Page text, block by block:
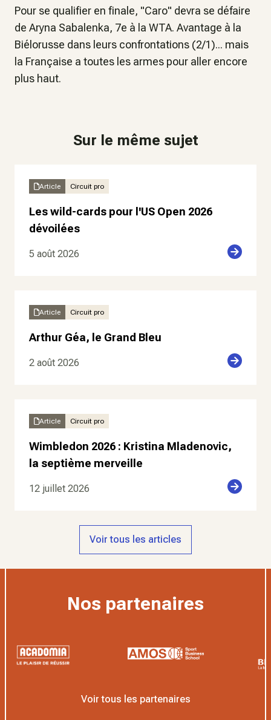
Pour se qualifier en finale, "Caro" devra se défaire
de Aryna Sabalenka, 7e à la WTA. Avantage à la
Biélorusse dans leurs confrontations (2/1)... mais
la Française a toutes les armes pour aller encore
plus haut.
Sur le même sujet
Article Circuit pro
Les wild-cards pour l'US Open 2026
dévoilées
5 août 2026
Article Circuit pro
Arthur Géa, le Grand Bleu
2 août 2026
Article Circuit pro
Wimbledon 2026 : Kristina Mladenovic,
la septième merveille
12 juillet 2026
Voir tous les articles
Nos partenaires
Voir tous les partenaires